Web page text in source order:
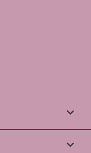

